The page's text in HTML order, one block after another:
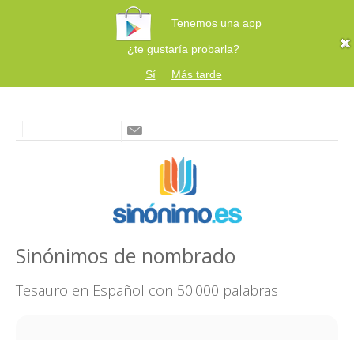
Tenemos una app
¿te gustaría probarla?
Sí
Más tarde
Sinónimos de nombrado
Tesauro en Español con 50.000 palabras